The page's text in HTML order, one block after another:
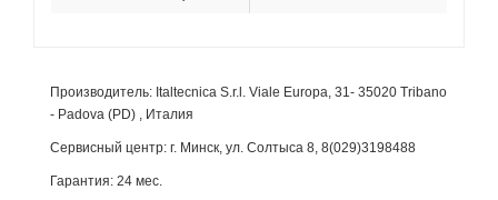
Производитель: Italtecnica S.r.l. Viale Europa, 31- 35020 Tribano
- Padova (PD) , Италия
Сервисный центр: г. Минск, ул. Солтыса 8, 8(029)3198488
Гарантия: 24 мес.